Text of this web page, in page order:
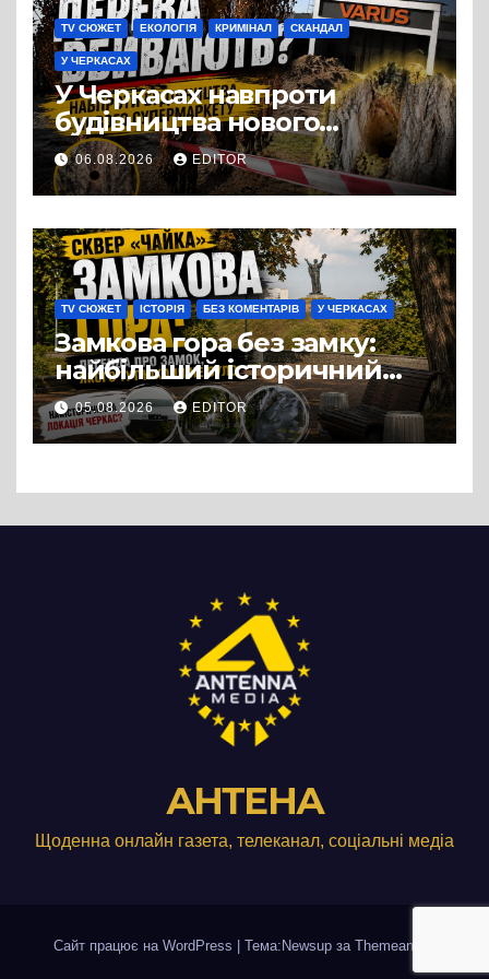
TV СЮЖЕТ ЕКОЛОГІЯ КРИМІНАЛ СКАНДАЛ
У ЧЕРКАСАХ
У Черкасах навпроти
будівництва нового
супермаркету VARUS на
проспекті Перемоги всохли
дерева. І це навряд чи
можна назвати
випадковістю
06.08.2026 EDITOR
TV СЮЖЕТ ІСТОРІЯ БЕЗ КОМЕНТАРІВ У ЧЕРКАСАХ
Замкова гора без замку:
найбільший історичний
міф Черкас
05.08.2026 EDITOR
АНТЕНА
Щоденна онлайн газета, телеканал, соціальні медіа
Сайт працює на WordPress Тема:Newsup за Themeansar